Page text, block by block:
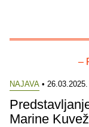
–
NAJAVA • 26.03.2025.
Marine